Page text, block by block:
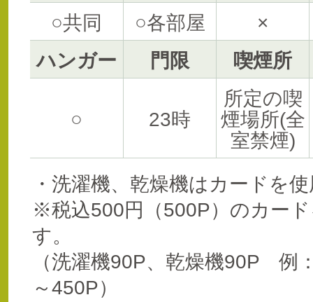
○共同 ○各部屋
×
ハンガー
門限 喫煙所
○ 23時
所定の喫
煙場所(全
室禁煙)
・洗濯機、乾燥機はカードを
※税込500円（500P）のカー
す。
（洗濯機90P、乾燥機90P 例
～450P）